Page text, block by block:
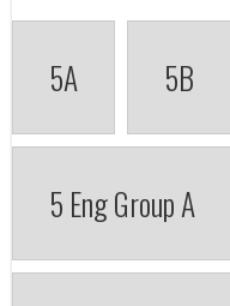
5A 5B
5 Eng Group A